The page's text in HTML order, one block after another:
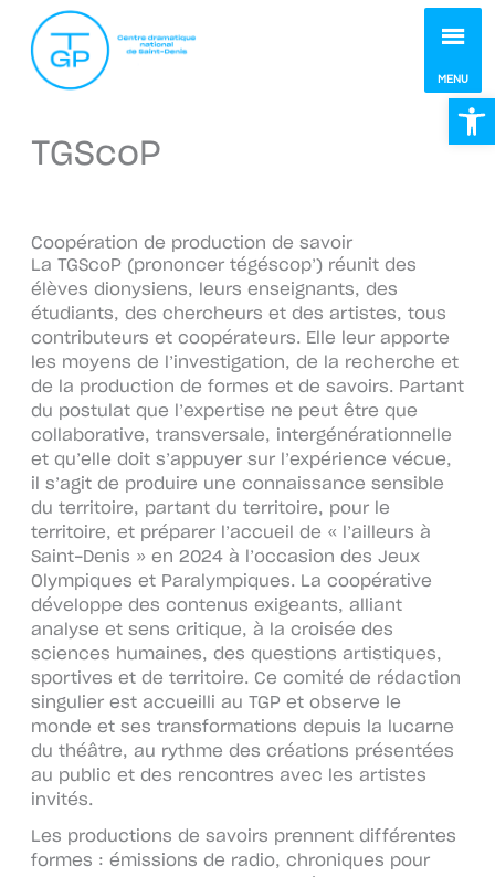
MENU
TGScoP
Coopération de production de savoir
La TGScoP (prononcer tégéscop’) réunit des
élèves dionysiens, leurs enseignants, des
étudiants, des chercheurs et des artistes, tous
contributeurs et coopérateurs. Elle leur apporte
les moyens de l’investigation, de la recherche et
de la production de formes et de savoirs. Partant
du postulat que l’expertise ne peut être que
collaborative, transversale, intergénérationnelle
et qu’elle doit s’appuyer sur l’expérience vécue,
il s’agit de produire une connaissance sensible
du territoire, partant du territoire, pour le
territoire, et préparer l’accueil de « l’ailleurs à
Saint-Denis » en 2024 à l’occasion des Jeux
Olympiques et Paralympiques. La coopérative
développe des contenus exigeants, alliant
analyse et sens critique, à la croisée des
sciences humaines, des questions artistiques,
sportives et de territoire. Ce comité de rédaction
singulier est accueilli au TGP et observe le
monde et ses transformations depuis la lucarne
du théâtre, au rythme des créations présentées
au public et des rencontres avec les artistes
invités.
Les productions de savoirs prennent différentes
formes : émissions de radio, chroniques pour